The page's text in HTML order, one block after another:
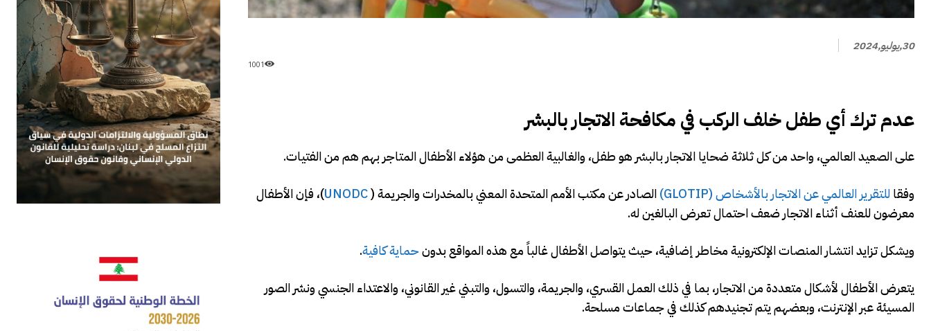
30,يوليو,2024
1001
عدم ترك أي طفل خلف الركب في مكافحة الاتجار بالبشر
على الصعيد العالمي، واحد من كل ثلاثة ضحايا الاتجار بالبشر هو طفل، والغالبية العظمى من هؤلاء الأطفال المتاجر بهم هم من الفتيات.
وفقاللتقرير العالمي عن الاتجار بالأشخاص (GLOTIP) الصادر عن مكتب الأمم المتحدة المعني بالمخدرات والجريمة (
)، فإن الأطفال
معرضون للعنف أثناء الاتجار ضعف احتمال تعرض البالغين له.
ويشكل تزايد انتشار المنصات الإلكترونية مخاطر إضافية، حيث يتواصل الأطفال غالباً مع هذه المواقع بدونحماية كافية.
يتعرض الأطفال لأشكال متعددة من الاتجار، بما في ذلك العمل القسري، والجريمة، والتسول، والتبني غير القانوني، والاعتداء الجنسي ونشر الصور
المسيئة عبر الإنترنت، وبعضهم يتم تجنيدهم كذلك في جماعات مسلحة.